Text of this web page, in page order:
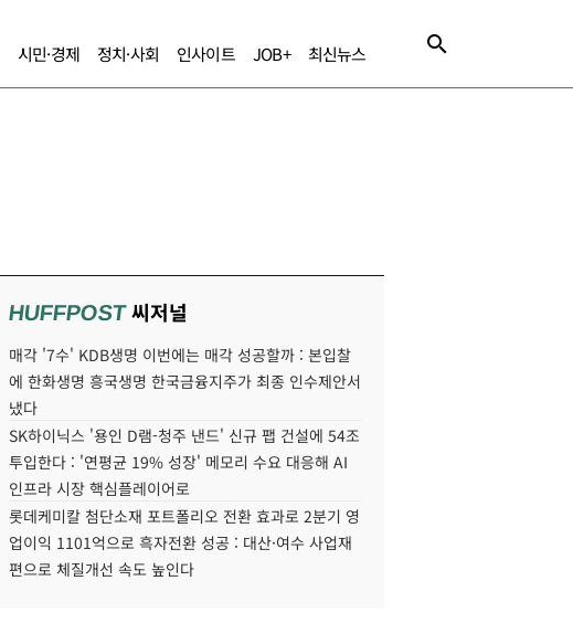
시민·경제 정치·사회 인사이트 JOB+ 최신뉴스
HUFFPOST씨저널
매각 '7수' KDB생명 이번에는 매각 성공할까 : 본입찰
에 한화생명 흥국생명 한국금융지주가 최종 인수제안서
냈다
SK하이닉스 '용인 D램-청주 낸드' 신규 팹 건설에 54조
투입한다 : '연평균 19% 성장' 메모리 수요 대응해 AI
인프라 시장 핵심플레이어로
롯데케미칼 첨단소재 포트폴리오 전환 효과로 2분기 영
업이익 1101억으로 흑자전환 성공 : 대산·여수 사업재
편으로 체질개선 속도 높인다